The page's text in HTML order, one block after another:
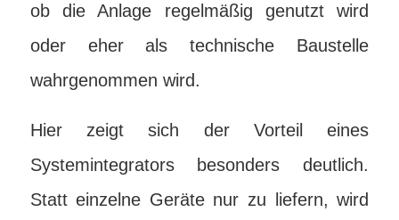
ob die Anlage regelmäßig genutzt wird
oder eher als technische Baustelle
wahrgenommen wird.
Hier zeigt sich der Vorteil eines
Systemintegrators besonders deutlich.
Statt einzelne Geräte nur zu liefern, wird